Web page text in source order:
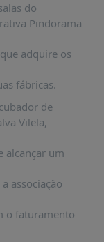
do
Pindorama
adquire os
fábricas.
de
Vilela,
alcançar um
associação
o faturamento